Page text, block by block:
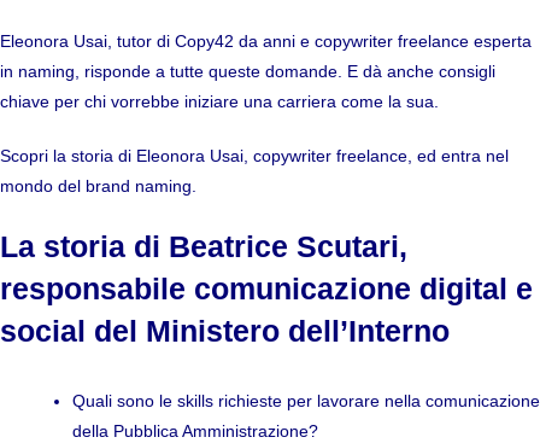
Eleonora Usai, tutor di Copy42 da anni e copywriter freelance esperta
in naming, risponde a tutte queste domande. E dà anche consigli
chiave per chi vorrebbe iniziare una carriera come la sua.
Scopri la storia di Eleonora Usai, copywriter freelance, ed entra nel
mondo del brand naming.
La storia di Beatrice Scutari,
responsabile comunicazione digital e
social del Ministero dell’Interno
Quali sono le skills richieste per lavorare nella comunicazione
della Pubblica Amministrazione?